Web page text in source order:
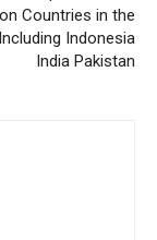
Countries in the
Indonesia
India Pakistan